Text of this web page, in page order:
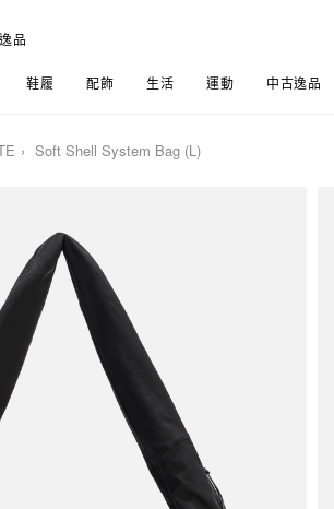
品
鞋履 配飾 生活 運動 中古逸品
Soft Shell System Bag (L)